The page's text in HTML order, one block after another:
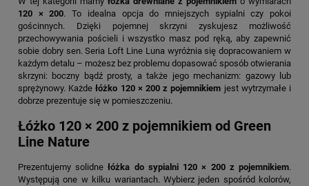
120 × 200. To idealna opcja do mniejszych sypialni czy pokoi
gościnnych. Dzięki pojemnej skrzyni zyskujesz możliwość
przechowywania pościeli i wszystko masz pod ręką, aby zapewnić
sobie dobry sen. Seria Loft Line Luna wyróżnia się dopracowaniem w
każdym detalu – możesz bez problemu dopasować sposób otwierania
skrzyni: boczny bądź prosty, a także jego mechanizm: gazowy lub
sprężynowy. Każdełóżko 120 × 200 z pojemnikiem jest wytrzymałe i
dobrze prezentuje się w pomieszczeniu.
Łóżko 120 × 200 z pojemnikiem od Green
Line Nature
Prezentujemy solidnełóżka do sypialni 120 × 200 z pojemnikiem.
Występują one w kilku wariantach. Wybierz jeden spośród kolorów,